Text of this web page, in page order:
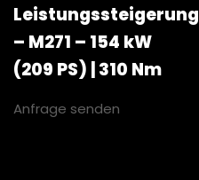
Leistungssteigerung
– M271 – 154 kW
(209 PS) | 310 Nm
Anfrage senden